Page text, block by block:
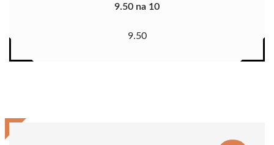
9.50 na 10
9.50